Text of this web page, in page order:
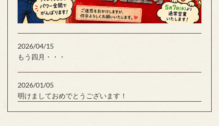
2026/04/15
もう四月・・・
2026/01/05
明けましておめでとうございます！